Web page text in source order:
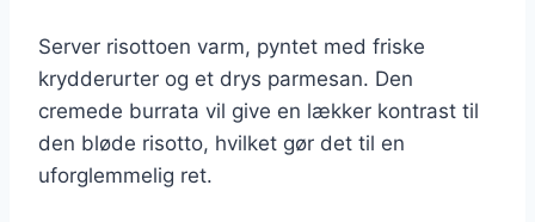
Server risottoen varm, pyntet med friske
krydderurter og et drys parmesan. Den
cremede burrata vil give en lækker kontrast til
den bløde risotto, hvilket gør det til en
uforglemmelig ret.